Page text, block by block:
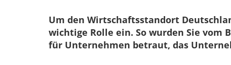
Um den Wirtschaftsstandort
wichtige Rolle ein. So wurden Sie
für Unternehmen betraut, das